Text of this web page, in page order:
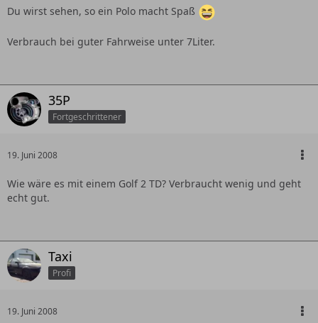
Du wirst sehen, so ein Polo macht Spaß
Verbrauch bei guter Fahrweise unter 7Liter.
35P
Fortgeschrittener
19. Juni 2008
Wie wäre es mit einem Golf 2 TD? Verbraucht wenig und geht
echt gut.
Taxi
Profi
19. Juni 2008